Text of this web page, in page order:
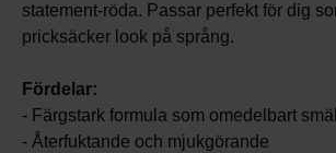
statement-röda. Passar perfekt för dig
pricksäcker look på språng.
Fördelar:
- Färgstark formula som omedelbart
- Återfuktande och mjukgörande